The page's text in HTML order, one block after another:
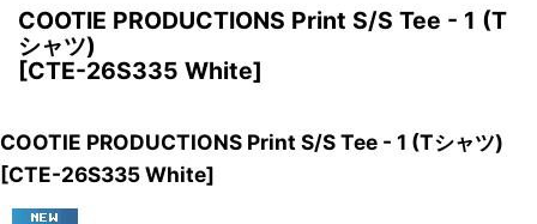
COOTIE PRODUCTIONS Print S/S Tee - 1 (T
シャツ)
[CTE-26S335 White]
COOTIE PRODUCTIONS Print S/S Tee - 1 (Tシャツ)
[CTE-26S335 White]